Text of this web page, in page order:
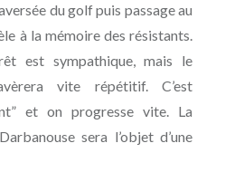
du golf puis passage au
à la mémoire des résistants.
est sympathique, mais le
vite répétitif. C’est
et on progresse vite. La
sera l’objet d’une